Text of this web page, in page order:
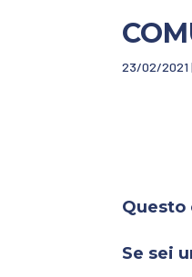
23/02/2021
Questo
Se sei